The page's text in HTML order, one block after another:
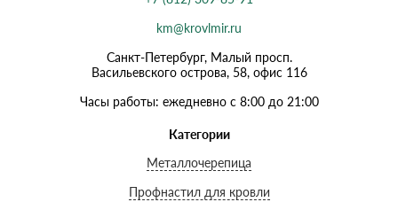
km@krovlmir.ru
Санкт-Петербург, Малый просп.
Васильевского острова, 58, офис 116
Часы работы: ежедневно с 8:00 до 21:00
Категории
Металлочерепица
Профнастил для кровли